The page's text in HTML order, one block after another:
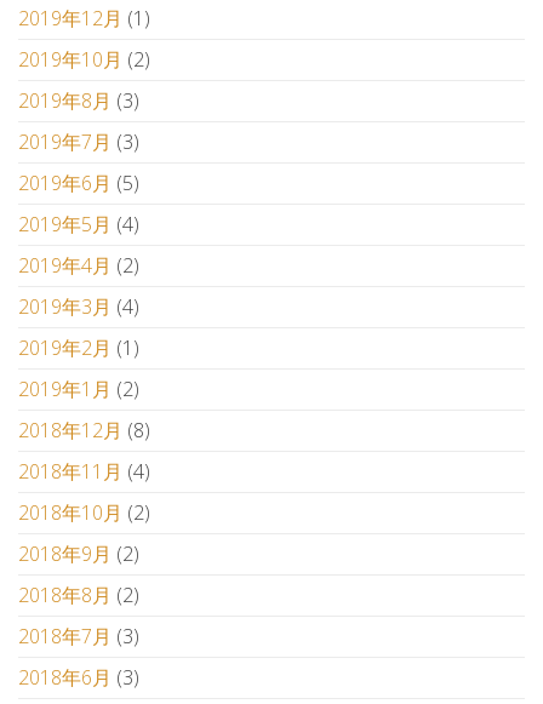
2019年12月 (1)
2019年10月 (2)
2019年8月 (3)
2019年7月 (3)
2019年6月 (5)
2019年5月 (4)
2019年4月 (2)
2019年3月 (4)
2019年2月 (1)
2019年1月 (2)
2018年12月 (8)
2018年11月 (4)
2018年10月 (2)
2018年9月 (2)
2018年8月 (2)
2018年7月 (3)
2018年6月 (3)